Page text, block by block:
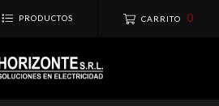
PRODUCTOS CARRITO 0